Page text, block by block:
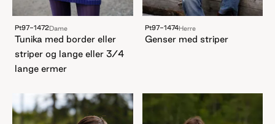
Pt97-1472Dame
Tunika med border eller
striper og lange eller 3/4
lange ermer
Pt97-1474Herre
Genser med striper